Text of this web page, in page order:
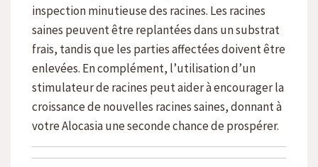
inspection minutieuse des racines. Les racines
saines peuvent être replantées dans un substrat
frais, tandis que les parties affectées doivent être
enlevées. En complément, l’utilisation d’un
stimulateur de racines peut aider à encourager la
croissance de nouvelles racines saines, donnant à
votre Alocasia une seconde chance de prospérer.